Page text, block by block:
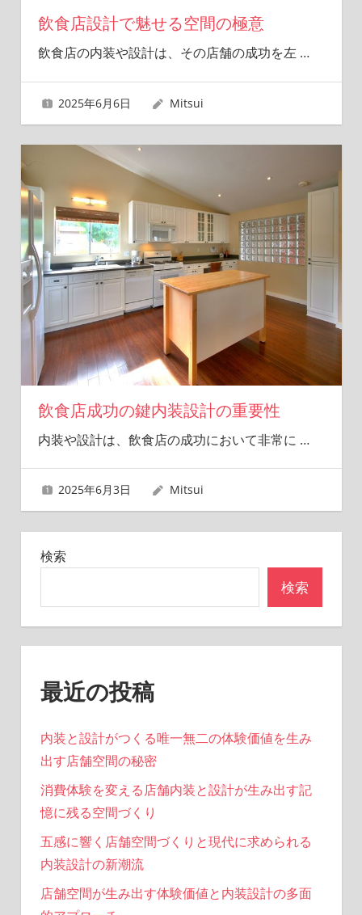
飲食店設計で魅せる空間の極意
飲食店の内装や設計は、その店舗の成功を左 …
2025年6月6日 Mitsui
飲食店成功の鍵内装設計の重要性
内装や設計は、飲食店の成功において非常に …
2025年6月3日 Mitsui
検索
検索
最近の投稿
内装と設計がつくる唯一無二の体験価値を生み
出す店舗空間の秘密
消費体験を変える店舗内装と設計が生み出す記
憶に残る空間づくり
五感に響く店舗空間づくりと現代に求められる
内装設計の新潮流
店舗空間が生み出す体験価値と内装設計の多面